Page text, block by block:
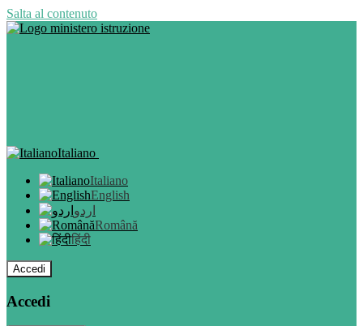
Salta al contenuto
Italiano
Italiano
English
اردو
Română
हिंदी
Accedi
Accedi